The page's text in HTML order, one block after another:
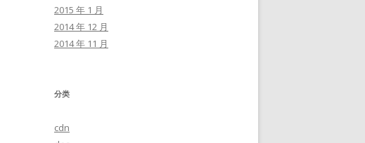
2015 年 1 月
2014 年 12 月
2014 年 11 月
分类
cdn